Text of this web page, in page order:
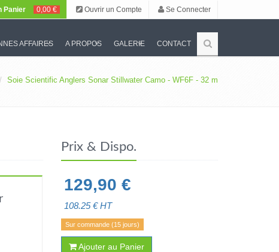
Panier 0,00 € Ouvrir un Compte Se Connecter
AFFAIRES A PROPOS GALERIE CONTACT
Soie Scientific Anglers Sonar Stillwater Camo - WF6F - 32 m
Prix & Dispo.
129,90 €
108.25€ HT
Sur commande (15 jours)
Ajouter au Panier